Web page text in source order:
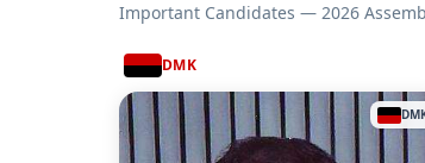
Important Candidates — 2026
DMK